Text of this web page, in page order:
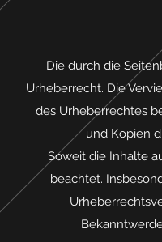
Die durch die
Urheberrecht. Die
des Urheberrechtes
und Kopien
Soweit die Inhalte
beachtet.